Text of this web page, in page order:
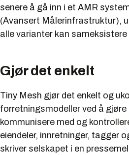
senere å gå inn i et AMR
(Avansert Målerinfrastruktur),
alle varianter kan
Gjør det enkelt
Tiny Mesh gjør det enkelt og
forretningsmodeller ved å gjøre
kommunisere med og
eiendeler, innretninger, tagger
skriver selskapet i en